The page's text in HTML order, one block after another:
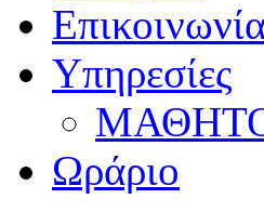
Υπηρεσίες
Ωράριο